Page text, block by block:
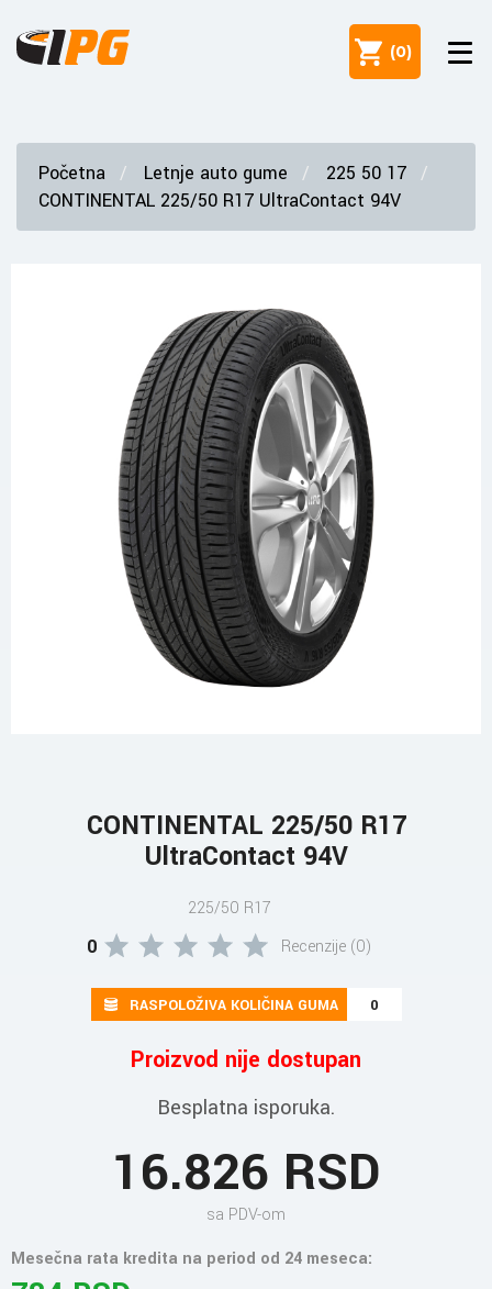
(0)
Početna Letnje auto gume
225 50 17
CONTINENTAL 225/50 R17 UltraContact 94V
CONTINENTAL 225/50 R17
UltraContact 94V
225/50 R17
0 Recenzije (0)
RASPOLOŽIVA KOLIČINA GUMA 0
Proizvod nije dostupan
Besplatna isporuka.
16.826 RSD
sa PDV-om
Mesečna rata kredita na period od 24 meseca: